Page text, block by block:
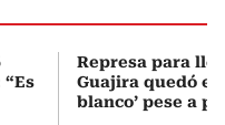
Represa para
Guajira quedó en
blanco’ pese a